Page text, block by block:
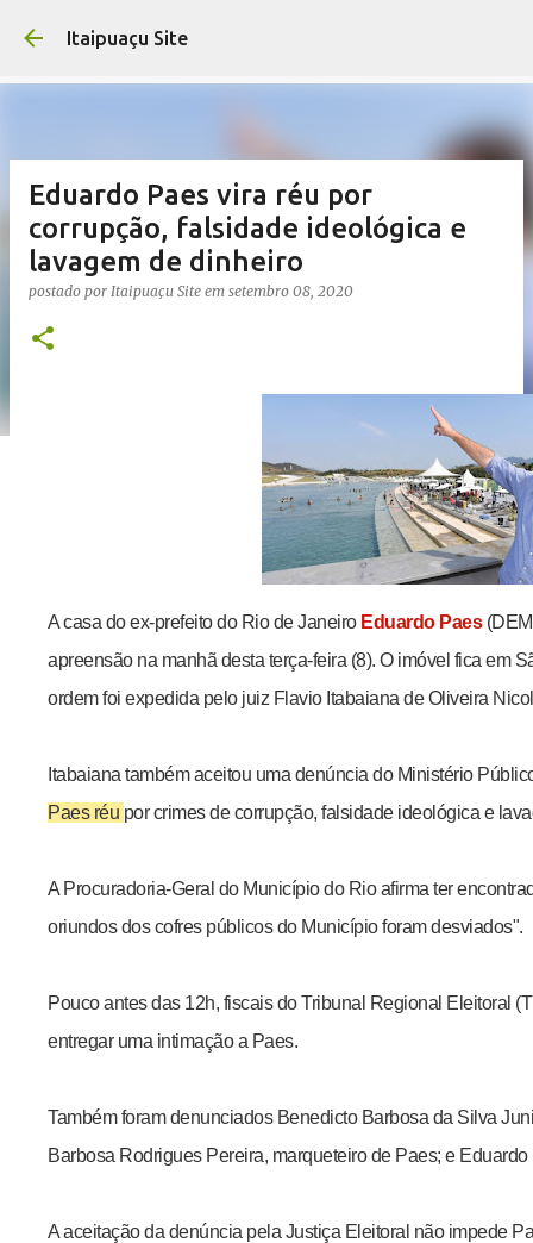
Itaipuaçu Site
Eduardo Paes vira réu por
corrupção, falsidade ideológica e
lavagem de dinheiro
postado por Itaipuaçu Site em setembro 08, 2020
A casa do ex-prefeito do Rio de Janeiro Eduardo Paes
apreensão na manhã desta terça-feira (8). O imóvel fica em
ordem foi expedida pelo juiz Flavio Itabaiana de Oliveira
Itabaiana também aceitou uma denúncia do Ministério
Paes réu por crimes de corrupção, falsidade ideológica e
A Procuradoria-Geral do Município do Rio afirma ter
oriundos dos cofres públicos do Município foram desviados".
Pouco antes das 12h, fiscais do Tribunal Regional Eleitoral
entregar uma intimação a Paes.
Também foram denunciados Benedicto Barbosa da Silva
Barbosa Rodrigues Pereira, marqueteiro de Paes; e
A aceitação da denúncia pela Justiça Eleitoral não impede